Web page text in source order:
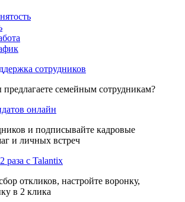
сотрудников
семейным сотрудникам?
онлайн
и подписывайте кадровые
и личных встреч
раза с Talantix
откликов, настройте воронку,
в 2 клика